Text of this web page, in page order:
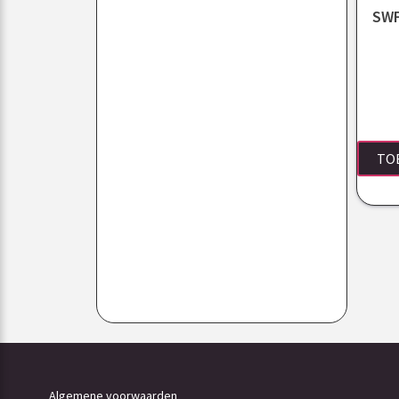
Algemene voorwaarden